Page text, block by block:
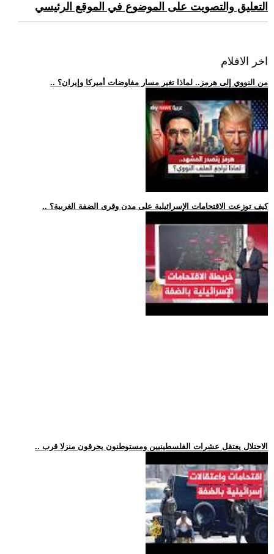
التعليق والتصويت على الموضوع في الموقع الرئيسي
اخر الافلام
.. من النووي إلى هرمز.. لماذا تغير مسار مفاوضات أميركا وإيران؟
.. كيف توزعت الاقتحامات الإسرائيلية على مدن وقرى الضفة الغربية؟
.. الاحتلال يعتقل عشرات الفلسطينيين ومستوطنون يحرقون منزلا قرب